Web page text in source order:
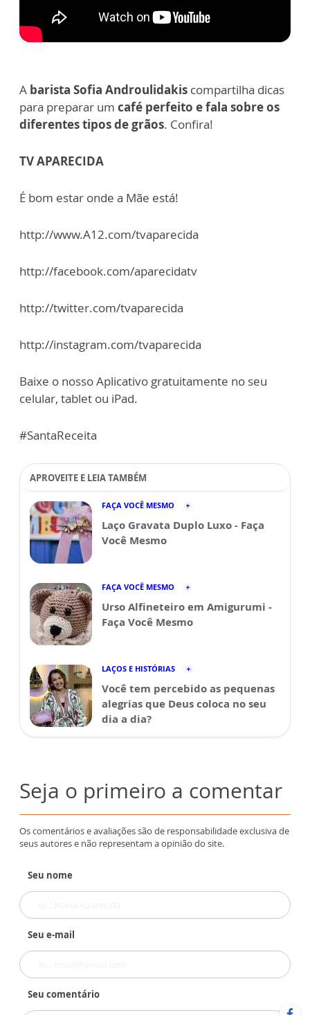
A barista Sofia Androulidakis compartilha dicas
para preparar um café perfeito e fala sobre os
diferentes tipos de grãos. Confira!
TV APARECIDA
É bom estar onde a Mãe está!
http://www.A12.com/tvaparecida
http://facebook.com/aparecidatv
http://twitter.com/tvaparecida
http://instagram.com/tvaparecida
Baixe o nosso Aplicativo gratuitamente no seu
celular, tablet ou iPad.
#SantaReceita
APROVEITE E LEIA TAMBÉM
FAÇA VOCÊ MESMO
Laço Gravata Duplo Luxo - Faça
Você Mesmo
FAÇA VOCÊ MESMO
Urso Alfineteiro em Amigurumi -
Faça Você Mesmo
LAÇOS E HISTÓRIAS
Você tem percebido as pequenas
alegrias que Deus coloca no seu
dia a dia?
Seja o primeiro a comentar
Os comentários e avaliações são de responsabilidade exclusiva de
seus autores e não representam a opinião do site.
Seu nome
Seu e-mail
Seu comentário